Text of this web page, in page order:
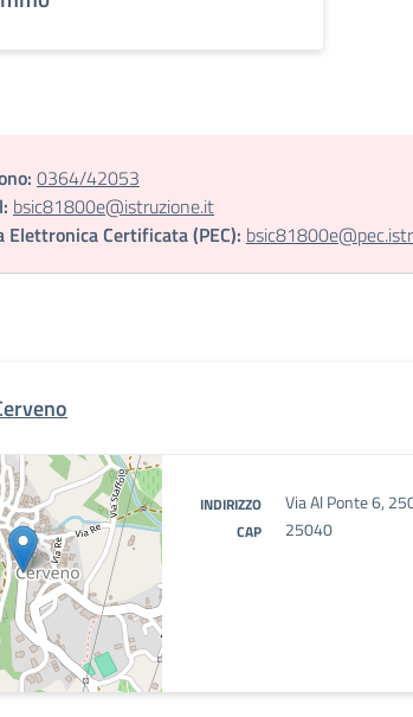
0364/42053
bsic81800e@istruzione.it
Elettronica Certificata (PEC):
INDIRIZZO Via Al Ponte 6,
CAP 25040